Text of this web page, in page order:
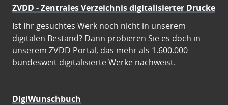
ZVDD - Zentrales Verzeichnis digitalisierter Drucke
Ist Ihr gesuchtes Werk noch nicht in unserem
digitalen Bestand? Dann probieren Sie es doch in
unserem ZVDD Portal, das mehr als 1.600.000
bundesweit digitalisierte Werke nachweist.
DigiWunschbuch